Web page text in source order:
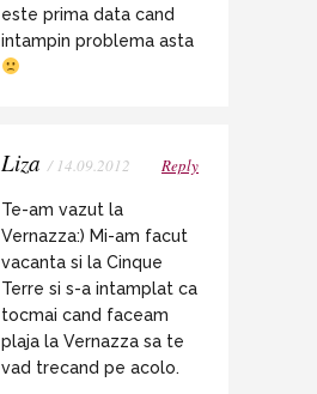
este prima data cand
intampin problema asta
Liza / 14.09.2012 Reply
Te-am vazut la
Vernazza:) Mi-am facut
vacanta si la Cinque
Terre si s-a intamplat ca
tocmai cand faceam
plaja la Vernazza sa te
vad trecand pe acolo.